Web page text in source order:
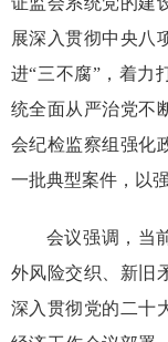
展深入贯彻中央八
进“三不腐”，着力
统全面从严治党不
会纪检监察组强化
一批典型案件，以
会议强调，当
外风险交织、新旧
深入贯彻党的二十